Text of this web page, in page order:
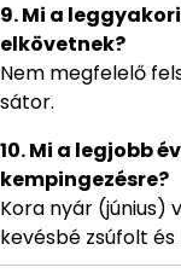
9. Mi a
elkövetnek?
Nem megfelelő
sátor.
10. Mi a legjobb
kempingezésre?
Kora nyár (június)
kevésbé zsúfolt és